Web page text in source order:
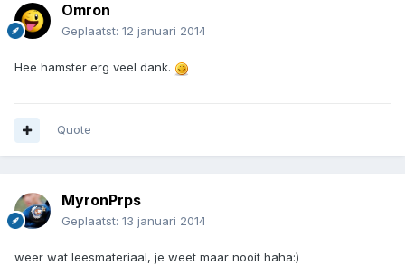
Omron
Geplaatst: 12 januari 2014
Hee hamster erg veel dank.
Quote
MyronPrps
Geplaatst: 13 januari 2014
weer wat leesmateriaal, je weet maar nooit haha:)